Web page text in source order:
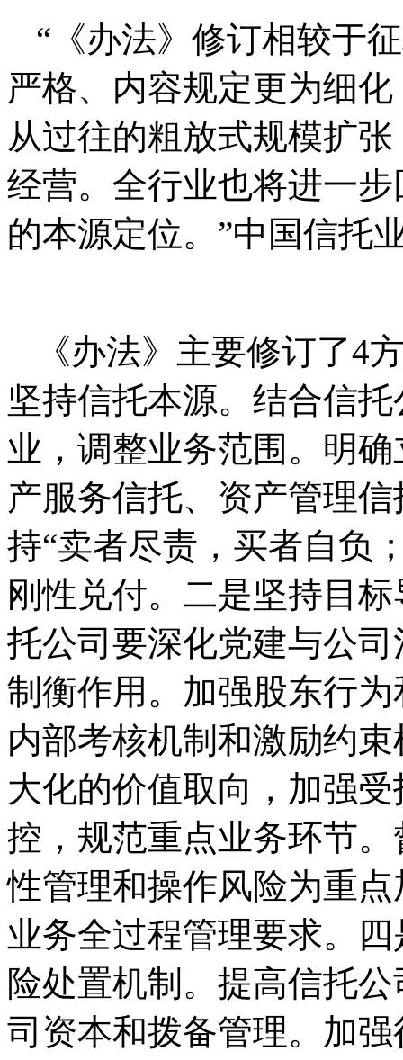
“《办法》修订相较于
严格、内容规定更为细
从过往的粗放式规模扩
经营。全行业也将进一
的本源定位。”中国信托
《办法》主要修订了4
坚持信托本源。结合信
业，调整业务范围。明
产服务信托、资产管理
持“卖者尽责，买者自负
刚性兑付。二是坚持目
托公司要深化党建与公
制衡作用。加强股东行
内部考核机制和激励约
大化的价值取向，加强
控，规范重点业务环节
性管理和操作风险为重
业务全过程管理要求。
险处置机制。提高信托
司资本和拨备管理。加